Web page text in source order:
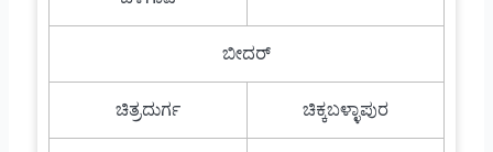
ಬೀದರ್
ಚಿತ್ರದುರ್ಗ ಚಿಕ್ಕಬಳ್ಳಾಪುರ